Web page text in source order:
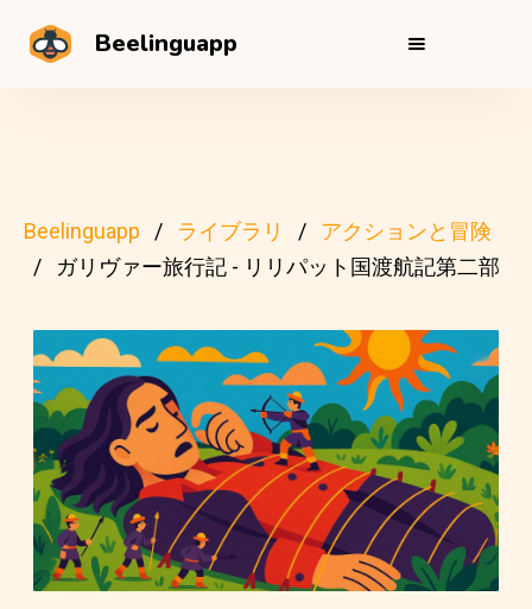
Beelinguapp
Beelinguapp ライブラリ
アクションと冒険
ガリヴァー旅行記 - リリパット国渡航記第二部